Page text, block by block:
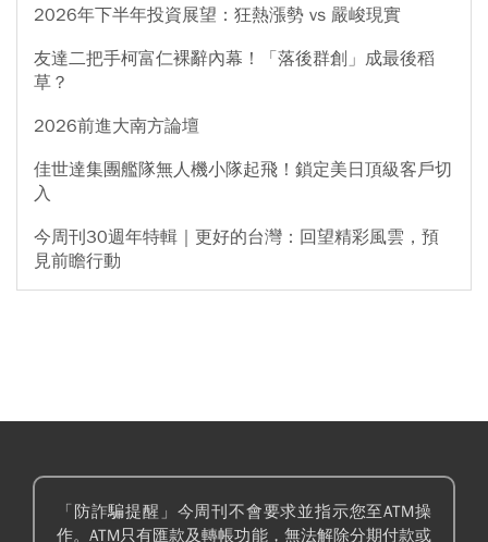
2026年下半年投資展望：狂熱漲勢 vs 嚴峻現實
友達二把手柯富仁裸辭內幕！「落後群創」成最後稻
草？
2026前進大南方論壇
佳世達集團艦隊無人機小隊起飛！鎖定美日頂級客戶切
入
今周刊30週年特輯｜更好的台灣：回望精彩風雲，預
見前瞻行動
「防詐騙提醒」今周刊不會要求並指示您至ATM操
作。ATM只有匯款及轉帳功能，無法解除分期付款或